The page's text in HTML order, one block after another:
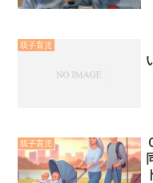
双子育児
双子育児